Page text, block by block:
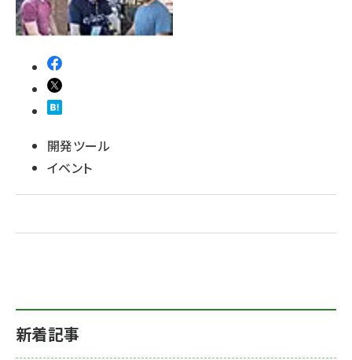
開発ツール
イベント
新着記事